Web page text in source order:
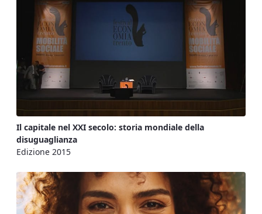
Il capitale nel XXI secolo: storia mondiale della
disuguaglianza
Edizione 2015